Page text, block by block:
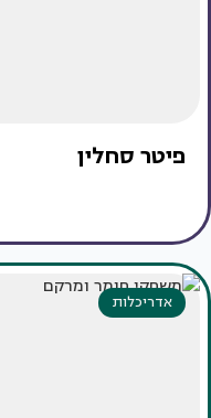
פיטר סחלין
אדריכלות